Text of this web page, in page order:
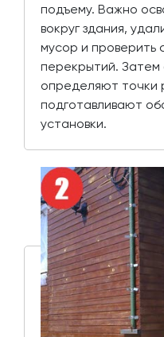
подъему. Важно
вокруг здания,
мусор и проверить
перекрытий. Затем
определяют точки
подготавливают
установки.